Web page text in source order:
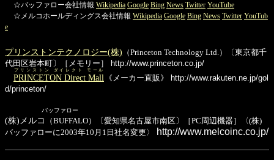
☆バッファロー会社情報 Wikipedia Google Bing News Twitter YouTube
☆メルコホールディングス会社情報 Wikipedia Google Bing News Twitter YouTub
e
プリンストンテクノロジー(株) （Princeton Technology Ltd.）〔東京都千
代田区岩本町〕［メモリー］
http://www.princeton.co.jp/
PRINCETON Direct Mall
プリンストン ダイレクト モール
《メーカー直販》
http://www.rakuten.ne.jp/gol
d/princeton/
バッファロー
(株)メルコ
（BUFFALO）〔愛知県名古屋市南区〕［PC周辺機器］〈(株)
バッファローに2003年10月1日社名変更〉
http://www.melcoinc.co.jp/